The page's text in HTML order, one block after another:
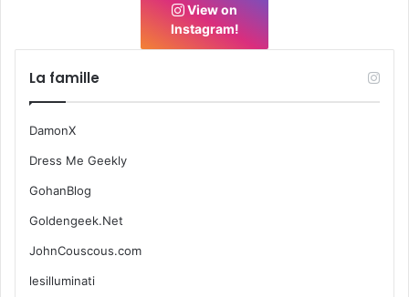
View on
Instagram!
La famille
DamonX
Dress Me Geekly
GohanBlog
Goldengeek.Net
JohnCouscous.com
lesilluminati